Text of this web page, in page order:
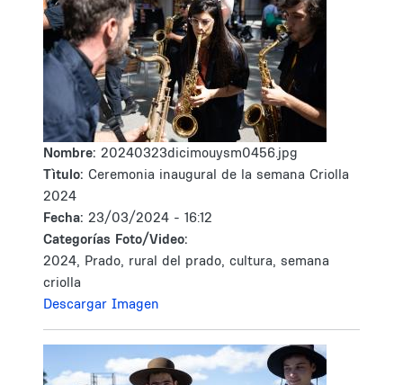
Nombre: 20240323dicimouysm0456.jpg
Tìtulo: Ceremonia inaugural de la semana Criolla
2024
Fecha: 23/03/2024 - 16:12
Categorías Foto/Video:
2024, Prado, rural del prado, cultura, semana
criolla
Descargar Imagen